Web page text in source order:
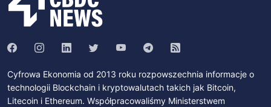
Cyfrowa Ekonomia od 2013 roku rozpowszechnia informacje o
technologii Blockchain i kryptowalutach takich jak Bitcoin,
Litecoin i Ethereum. Współpracowaliśmy Ministerstwem